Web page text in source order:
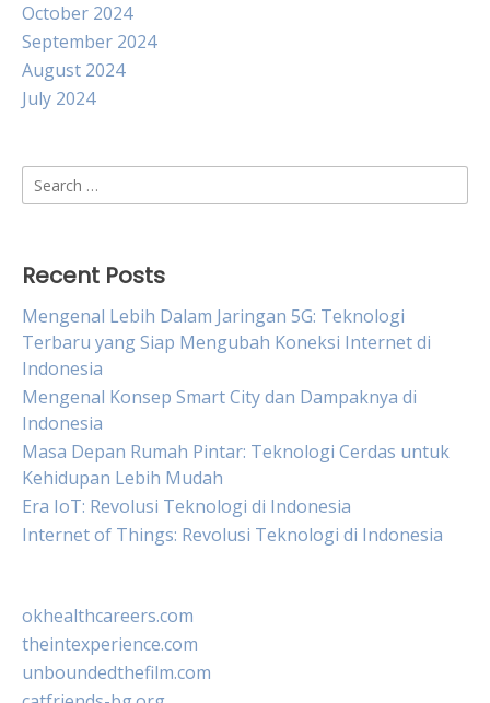
October 2024
September 2024
August 2024
July 2024
Search
for:
Recent Posts
Mengenal Lebih Dalam Jaringan 5G: Teknologi
Terbaru yang Siap Mengubah Koneksi Internet di
Indonesia
Mengenal Konsep Smart City dan Dampaknya di
Indonesia
Masa Depan Rumah Pintar: Teknologi Cerdas untuk
Kehidupan Lebih Mudah
Era IoT: Revolusi Teknologi di Indonesia
Internet of Things: Revolusi Teknologi di Indonesia
okhealthcareers.com
theintexperience.com
unboundedthefilm.com